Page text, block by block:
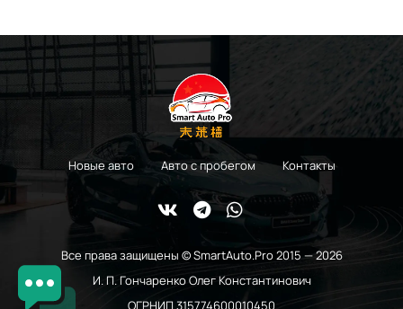
Новые авто Авто с пробегом Контакты
Все права защищены © SmartAuto.Pro 2015 — 2026
И. П. Гончаренко Олег Константинович